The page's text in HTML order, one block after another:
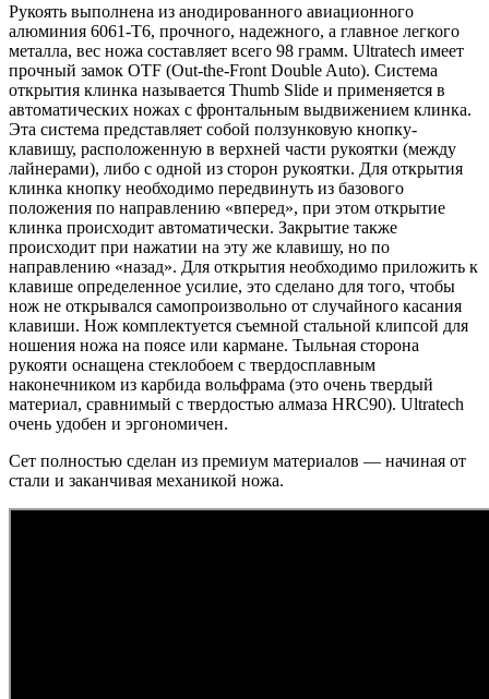
Рукоять выполнена из анодированного авиационного
алюминия 6061-T6, прочного, надежного, а главное легкого
металла, вес ножа составляет всего 98 грамм. Ultratech имеет
прочный замок OTF (Out-the-Front Double Auto). Система
открытия клинка называется Thumb Slide и применяется в
автоматических ножах с фронтальным выдвижением клинка.
Эта система представляет собой ползунковую кнопку-
клавишу, расположенную в верхней части рукоятки (между
лайнерами), либо с одной из сторон рукоятки. Для открытия
клинка кнопку необходимо передвинуть из базового
положения по направлению «вперед», при этом открытие
клинка происходит автоматически. Закрытие также
происходит при нажатии на эту же клавишу, но по
направлению «назад». Для открытия необходимо приложить к
клавише определенное усилие, это сделано для того, чтобы
нож не открывался самопроизвольно от случайного касания
клавиши. Нож комплектуется съемной стальной клипсой для
ношения ножа на поясе или кармане. Тыльная сторона
рукояти оснащена стеклобоем с твердосплавным
наконечником из карбида вольфрама (это очень твердый
материал, сравнимый с твердостью алмаза HRC90). Ultratech
очень удобен и эргономичен.
Сет полностью сделан из премиум материалов — начиная от
стали и заканчивая механикой ножа.